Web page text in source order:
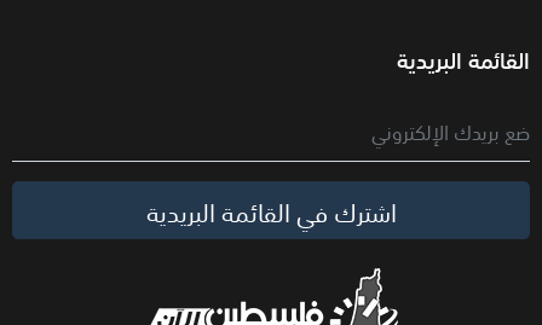
القائمة البريدية
اشترك في القائمة البريدية